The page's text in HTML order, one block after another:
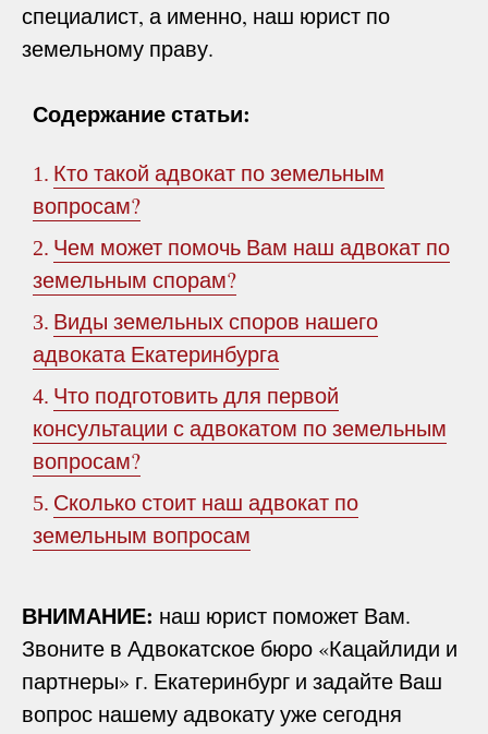
специалист, а именно, наш юрист по
земельному праву.
Содержание статьи:
1. Кто такой адвокат по земельным
вопросам?
2. Чем может помочь Вам наш адвокат по
земельным спорам?
3. Виды земельных споров нашего
адвоката Екатеринбурга
4. Что подготовить для первой
консультации с адвокатом по земельным
вопросам?
5. Сколько стоит наш адвокат по
земельным вопросам
ВНИМАНИЕ: наш юрист поможет Вам.
Звоните в Адвокатское бюро «Кацайлиди и
партнеры» г. Екатеринбург и задайте Ваш
вопрос нашему адвокату уже сегодня